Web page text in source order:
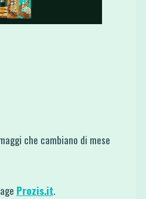
che cambiano di mese
Prozis.it.